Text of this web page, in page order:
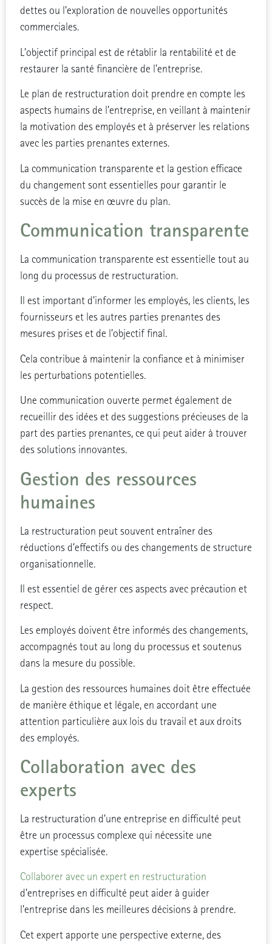
dettes ou l’exploration de nouvelles opportunités
commerciales.
L’objectif principal est de rétablir la rentabilité et de
restaurer la santé financière de l’entreprise.
Le plan de restructuration doit prendre en compte les
aspects humains de l’entreprise, en veillant à maintenir
la motivation des employés et à préserver les relations
avec les parties prenantes externes.
La communication transparente et la gestion efficace
du changement sont essentielles pour garantir le
succès de la mise en œuvre du plan.
Communication transparente
La communication transparente est essentielle tout au
long du processus de restructuration.
Il est important d’informer les employés, les clients, les
fournisseurs et les autres parties prenantes des
mesures prises et de l’objectif final.
Cela contribue à maintenir la confiance et à minimiser
les perturbations potentielles.
Une communication ouverte permet également de
recueillir des idées et des suggestions précieuses de la
part des parties prenantes, ce qui peut aider à trouver
des solutions innovantes.
Gestion des ressources
humaines
La restructuration peut souvent entraîner des
réductions d’effectifs ou des changements de structure
organisationnelle.
Il est essentiel de gérer ces aspects avec précaution et
respect.
Les employés doivent être informés des changements,
accompagnés tout au long du processus et soutenus
dans la mesure du possible.
La gestion des ressources humaines doit être effectuée
de manière éthique et légale, en accordant une
attention particulière aux lois du travail et aux droits
des employés.
Collaboration avec des
experts
La restructuration d’une entreprise en difficulté peut
être un processus complexe qui nécessite une
expertise spécialisée.
Collaborer avec un expert en restructuration
d’entreprises en difficulté peut aider à guider
l’entreprise dans les meilleures décisions à prendre.
Cet expert apporte une perspective externe, des